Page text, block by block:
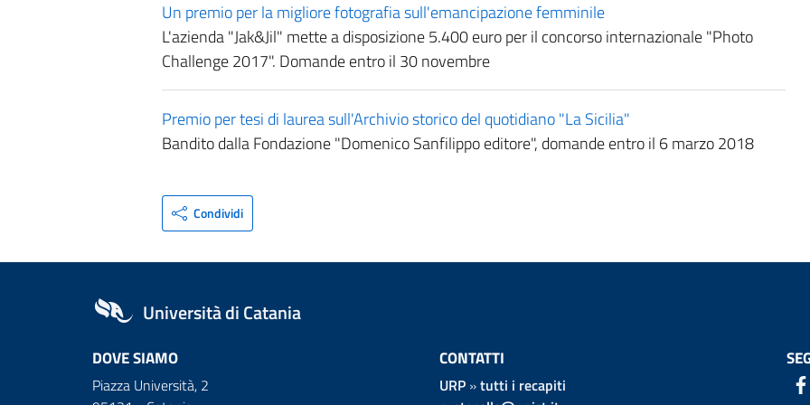
Un premio per la migliore fotografia sull'emancipazione femminile
L'azienda "Jak&Jil" mette a disposizione 5.400 euro per il concorso internazionale "Photo
Challenge 2017". Domande entro il 30 novembre
Premio per tesi di laurea sull'Archivio storico del quotidiano "La Sicilia"
Bandito dalla Fondazione "Domenico Sanfilippo editore", domande entro il 6 marzo 2018
Condividi
Università di Catania
DOVE SIAMO
Piazza Università, 2
CONTATTI
URP»tutti i recapiti